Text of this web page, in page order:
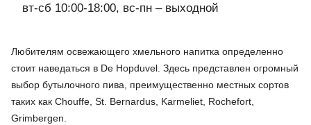
вт-сб 10:00-18:00, вс-пн – выходной
Любителям освежающего хмельного напитка определенно
стоит наведаться в De Hopduvel. Здесь представлен огромный
выбор бутылочного пива, преимущественно местных сортов
таких как Chouffe, St. Bernardus, Karmeliet, Rochefort,
Grimbergen.